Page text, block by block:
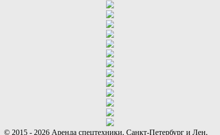
© 2015 - 2026 Аренда спецтехники. Санкт-Петербург и Лен.